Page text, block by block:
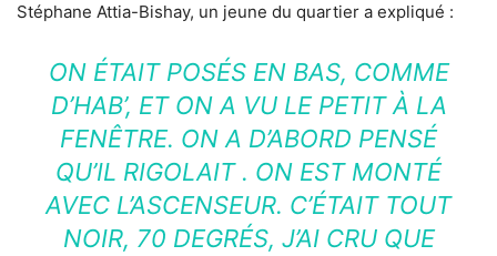
Stéphane Attia-Bishay, un jeune du quartier a expliqué :
ON ÉTAIT POSÉS EN BAS, COMME
D’HAB’, ET ON A VU LE PETIT À LA
FENÊTRE. ON A D’ABORD PENSÉ
QU’IL RIGOLAIT . ON EST MONTÉ
AVEC L’ASCENSEUR. C’ÉTAIT TOUT
NOIR, 70 DEGRÉS, J’AI CRU QUE